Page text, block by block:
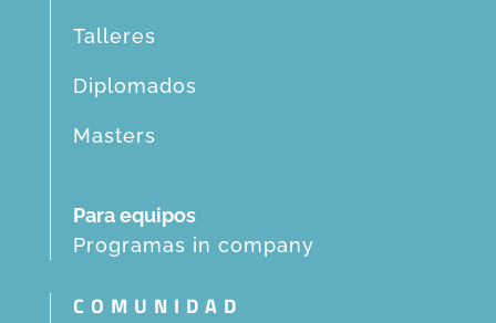
Talleres
Diplomados
Masters
Para equipos
Programas in company
COMUNIDAD